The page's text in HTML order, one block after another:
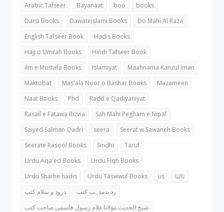
Arabic Tafseer
Bayanaat boo
books
Darsi Books
Dawateislami Books
Do Mahi Al Raza
English Tafseer Book
Hadis Books
Hajj o Umrah Books
Hindi Tafseer Book
ilm e Mustafa Books
Islamiyat
Maahnama Kanzul Iman
Maktobat
Mas'ala Noor o Bashar Books
Mazameen
Naat Books
Phd
Radd e Qadiyaniyat
Rasail e Fatawa Rizvia
Sah Mahi Pegham e Nipal
Saiyed Salman Qadri
seera
Seerat w Sawaneh Books
Seerate Rasool Books
Sindhi
Taruf
Urdu Aqa'ed Books
Urdu Fiqh Books
Urdu Sharhe hadis
Urdu Taswwuf Books us
ثالثا
درود و سلام کتب
رد بدمذہب کتب
شیخ الحدیث مولانا غلام رسول قاسمی صاحب کتب